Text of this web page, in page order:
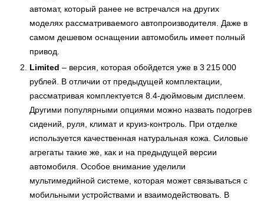
автомат, который ранее не встречался на других
моделях рассматриваемого автопроизводителя. Даже в
самом дешевом оснащении автомобиль имеет полный
привод.
Limited – версия, которая обойдется уже в 3 215 000
рублей. В отличии от предыдущей комплектации,
рассматривая комплектуется 8.4-дюймовым дисплеем.
Другими популярными опциями можно назвать подогрев
сидений, руля, климат и круиз-контроль. При отделке
используется качественная натуральная кожа. Силовые
агрегаты такие же, как и на предыдущей версии
автомобиля. Особое внимание уделили
мультимедийной системе, которая может связываться с
мобильными устройствами и взаимодействовать. В